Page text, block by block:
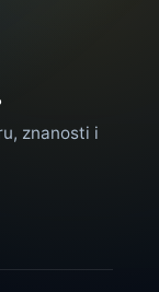
znanosti i